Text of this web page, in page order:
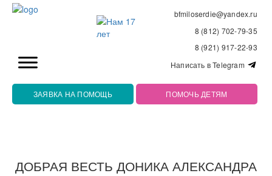
bfmiloserdie@yandex.ru
8 (812) 702-79-35
8 (921) 917-22-93
Написать в Telegram
ЗАЯВКА НА ПОМОЩЬ ПОМОЧЬ ДЕТЯМ
ДОБРАЯ ВЕСТЬ ДОНИКА АЛЕКСАНДРА